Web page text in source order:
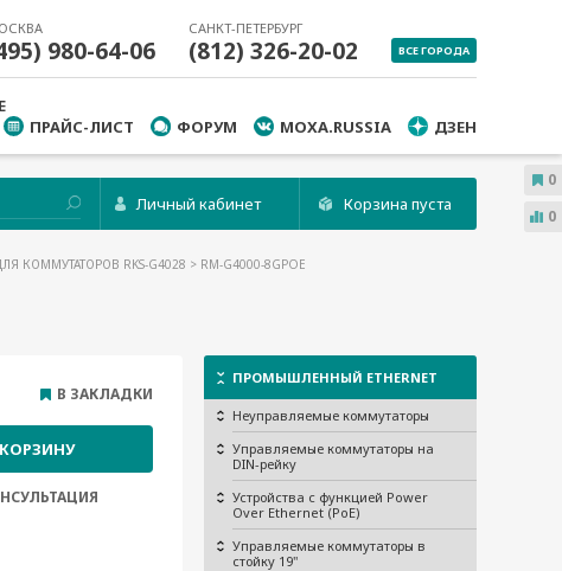
980-64-06
САНКТ-ПЕТЕРБУРГ
(812) 326-20-02 ВСЕ ГОРОДА
ПРАЙС-ЛИСТ
ФОРУМ MOXA.RUSSIA ДЗЕН
Личный кабинет Корзина пуста
КОММУТАТОРОВ RKS-G4028 > RM-G4000-8GPOE
ПРОМЫШЛЕННЫЙ ETHERNET
Неуправляемые коммутаторы
Управляемые коммутаторы на
DIN-рейку
Устройства с функцией Power
Over Ethernet (PoE)
Управляемые коммутаторы в
стойку 19"
В ЗАКЛАДКИ
0
0